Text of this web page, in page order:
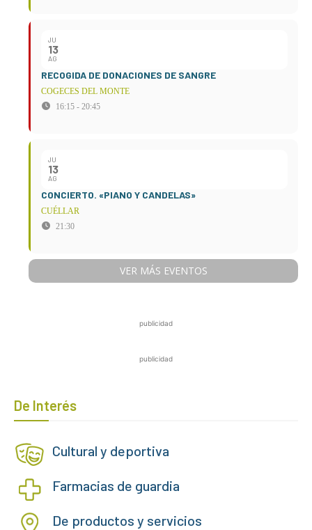
JU
13
AG
RECOGIDA DE DONACIONES DE SANGRE
COGECES DEL MONTE
16:15 - 20:45
JU
13
AG
CONCIERTO. «PIANO Y CANDELAS»
CUÉLLAR
21:30
VER MÁS EVENTOS
publicidad
publicidad
De Interés
Cultural y deportiva
Farmacias de guardia
De productos y servicios